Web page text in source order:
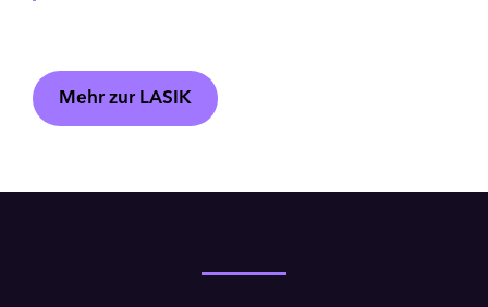
Mehr zur LASIK